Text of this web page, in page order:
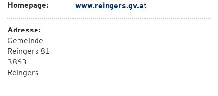
Homepage:
www.reingers.gv.at
Adresse:
Gemeinde
Reingers 81
3863
Reingers